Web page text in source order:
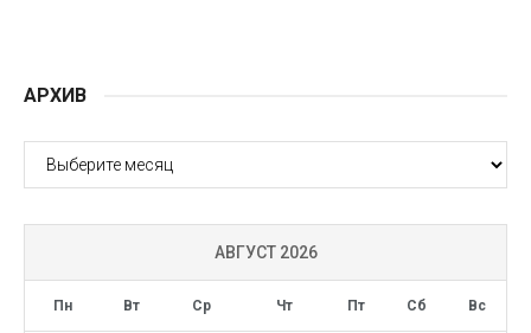
АРХИВ
АРХИВ
АВГУСТ 2026
Пн Вт Ср Чт Пт Сб Вс